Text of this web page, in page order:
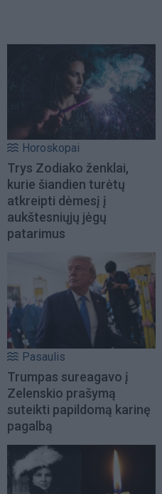
Horoskopai
Trys Zodiako ženklai,
kurie šiandien turėtų
atkreipti dėmesį į
aukštesniųjų jėgų
patarimus
Pasaulis
Trumpas sureagavo į
Zelenskio prašymą
suteikti papildomą karinę
pagalbą